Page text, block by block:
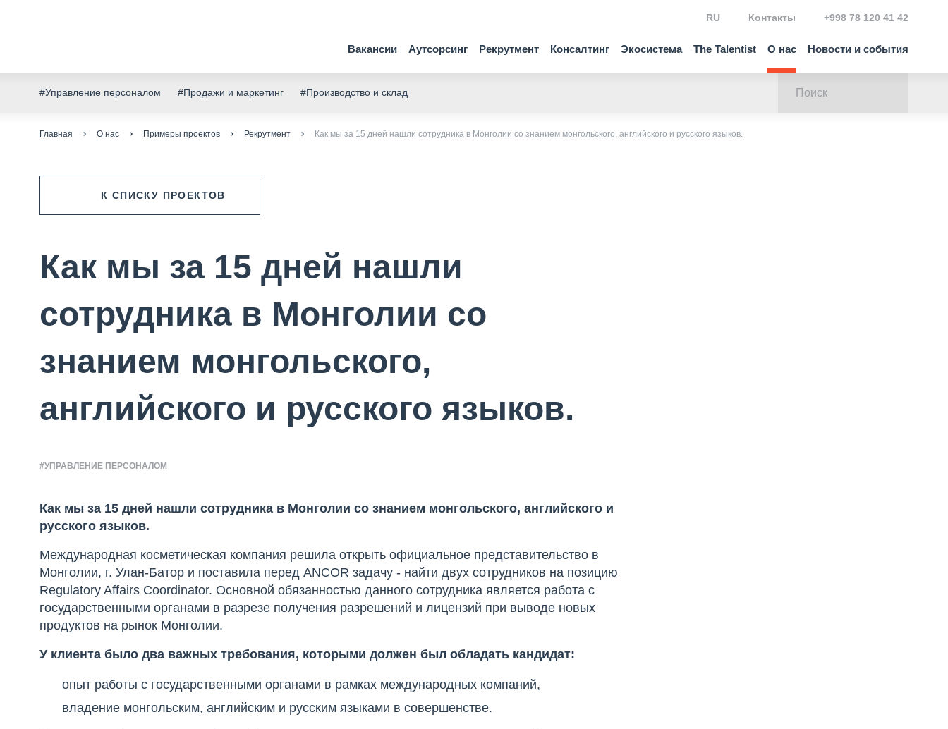
Вакансии Аутсорсинг Рекрутмент Консалтинг Экосистема The Talentist О нас Новости и события
RU Контакты +998 78 120 41 42
#Управление персоналом #Продажи и маркетинг #Производство и склад
Главная О нас Примеры проектов Рекрутмент Как мы за 15 дней нашли сотрудника в Монголии со знанием монгольского, английского и русского языков.
К СПИСКУ ПРОЕКТОВ
Как мы за 15 дней нашли
сотрудника в Монголии со
знанием монгольского,
английского и русского языков.
#УПРАВЛЕНИЕ ПЕРСОНАЛОМ
Как мы за 15 дней нашли сотрудника в Монголии со знанием монгольского, английского и
русского языков.
Международная косметическая компания решила открыть официальное представительство в
Монголии, г. Улан-Батор и поставила перед ANCOR задачу - найти двух сотрудников на позицию
Regulatory Affairs Coordinator. Основной обязанностью данного сотрудника является работа с
государственными органами в разрезе получения разрешений и лицензий при выводе новых
продуктов на рынок Монголии.
У клиента было два важных требования, которыми должен был обладать кандидат:
опыт работы с государственными органами в рамках международных компаний,
владение монгольским, английским и русским языками в совершенстве.